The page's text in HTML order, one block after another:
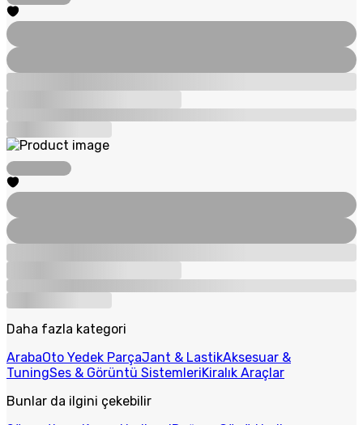
Daha fazla kategori
ArabaOto Yedek ParçaJant & LastikAksesuar &
TuningSes & Görüntü SistemleriKiralık Araçlar
Bunlar da ilgini çekebilir